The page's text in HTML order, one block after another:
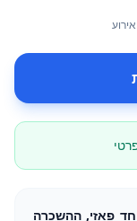
סיר תירס חשמלי 40 ליטר (פרווה), 3kW חד פאזי, ההשכרה